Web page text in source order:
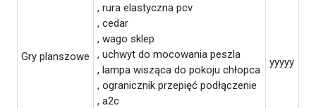
Gry planszowe
, rura elastyczna pcv
, cedar
, wago sklep
, uchwyt do mocowania peszla
, lampa wisząca do pokoju chłopca
, ogranicznik przepięć podłączenie
, a2c
yyyyy